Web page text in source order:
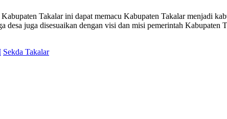
Takalar ini dapat memacu Kabupaten Takalar menjadi
desa juga disesuaikan dengan visi dan misi pemerintah Kabupaten
Sekda Takalar